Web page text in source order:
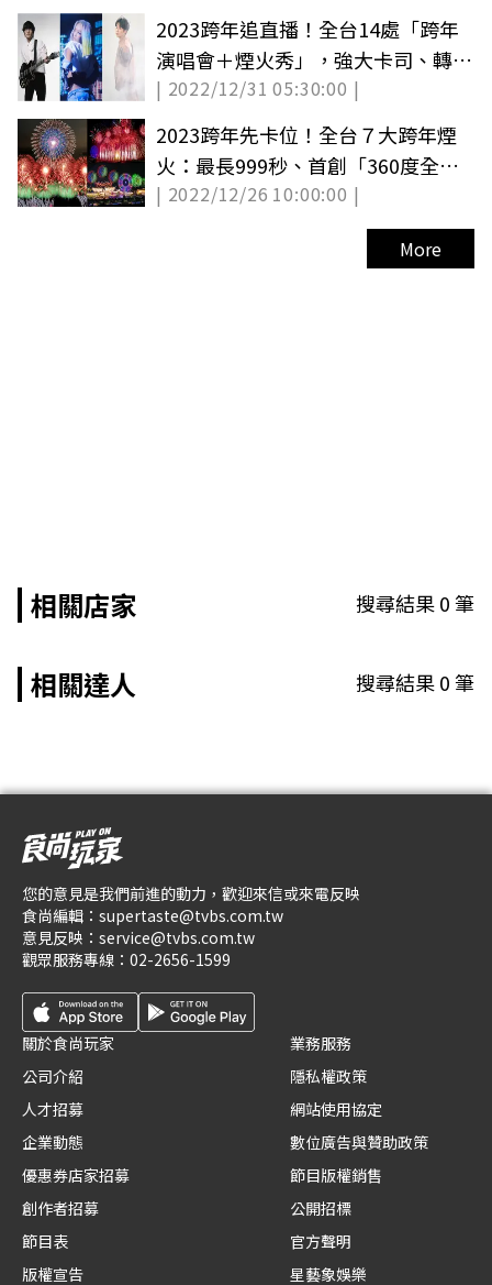
2023跨年追直播！全台14處「跨年
演唱會＋煙火秀」，強大卡司、轉播
平台懶人包
| 2022/12/31 05:30:00 |
2023跨年先卡位！全台７大跨年煙
火：最長999秒、首創「360度全面
展演」
| 2022/12/26 10:00:00 |
More
相關店家 搜尋結果0筆
相關達人 搜尋結果0筆
您的意見是我們前進的動力，歡迎來信或來電反映
食尚編輯： supertaste@tvbs.com.tw
意見反映： service@tvbs.com.tw
觀眾服務專線： 02-2656-1599
關於食尚玩家
公司介紹
人才招募
企業動態
優惠券店家招募
創作者招募
節目表
版權宣告
業務服務
隱私權政策
網站使用協定
數位廣告與贊助政策
節目版權銷售
公開招標
官方聲明
星藝象娛樂